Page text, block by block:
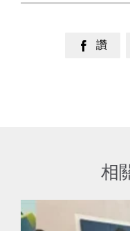
 讚
相